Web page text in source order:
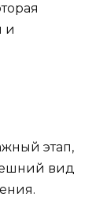
и
этап,
вид